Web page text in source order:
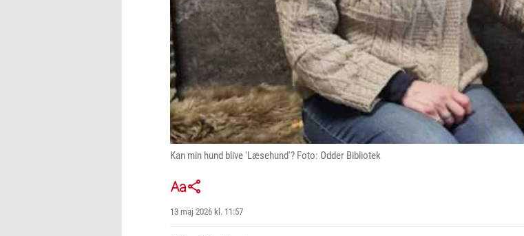
Kan min hund blive 'Læsehund'? Foto: Odder Bibliotek
13 maj 2026 kl. 11:57